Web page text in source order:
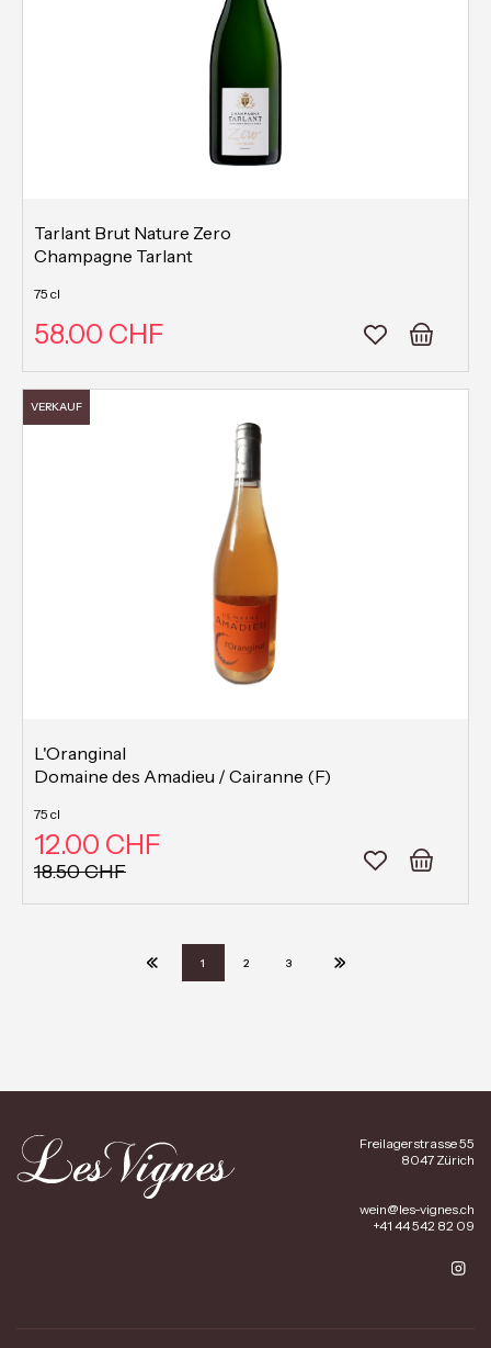
Tarlant Brut Nature Zero
Champagne Tarlant
75 cl
58.00 CHF
VERKAUF
L'Oranginal
Domaine des Amadieu / Cairanne (F)
75 cl
12.00 CHF
18.50 CHF
1 2 3
Freilagerstrasse 55
8047 Zürich
wein@les-vignes.ch
+41 44 542 82 09